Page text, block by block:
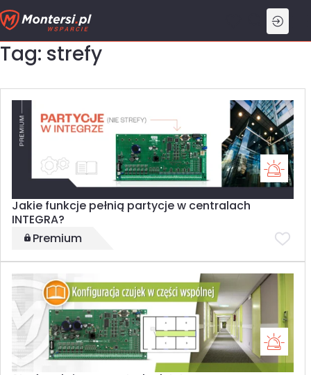
Przejdź
do
treści
Tag: strefy
Jakie funkcje pełnią partycje w centralach
INTEGRA?
Premium